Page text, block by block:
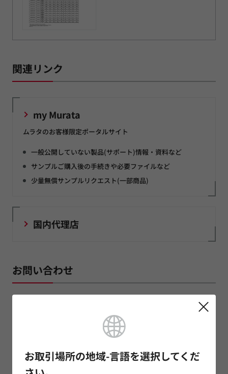
お取引場所の地域-言語を選択してくだ
関連リンク
my Murata
ムラタのお客様限定ポータルサイト
一般公開していない製品(サポート)情報・資料など
サンプルご購入後の手続きや必要ファイルなど
少量無償サンプルリクエスト(一部商品)
国内代理店
お問い合わせ
サンプルのお問い合わせ